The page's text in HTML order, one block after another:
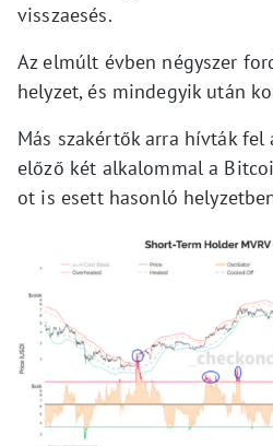
visszaesés.
Az elmúlt évben négyszer
helyzet, és mindegyik után
Más szakértők arra hívták fel
előző két alkalommal a
ot is esett hasonló